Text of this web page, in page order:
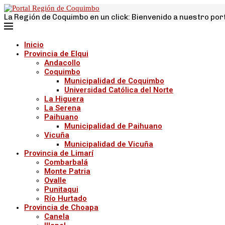
La Región de Coquimbo en un click: Bienvenido a nuestro
Inicio
Provincia de Elqui
Andacollo
Coquimbo
Municipalidad de Coquimbo
Universidad Católica del Norte
La Higuera
La Serena
Paihuano
Municipalidad de Paihuano
Vicuña
Municipalidad de Vicuña
Provincia de Limarí
Combarbalá
Monte Patria
Ovalle
Punitaqui
Río Hurtado
Provincia de Choapa
Canela